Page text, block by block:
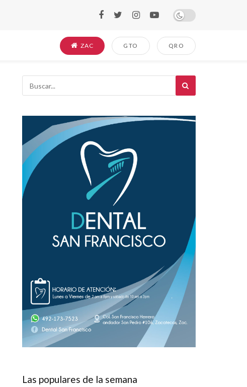
ZAC GTO QRO
Las populares de la semana